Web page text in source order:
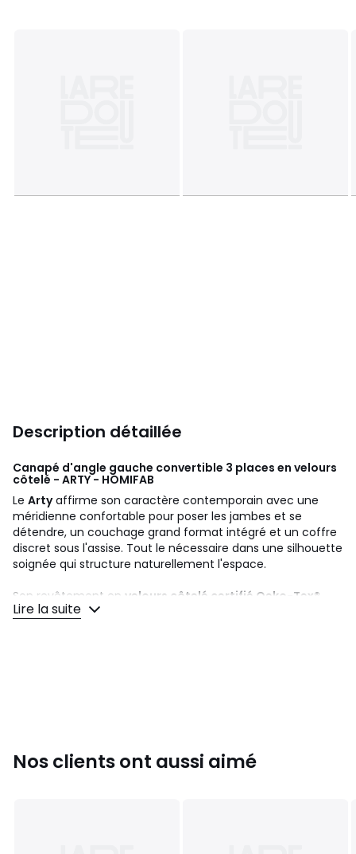
Description détaillée
Canapé d'angle gauche convertible 3 places en velours
côtelé - ARTY - HOMIFAB
Le Artyaffirme son caractère contemporain avec une
méridienne confortable pour poser les jambes et se
détendre, un couchage grand format intégré et un coffre
discret sous l'assise. Tout le nécessaire dans une silhouette
soignée qui structure naturellement l'espace.
Son revêtement en velours côtelé certifié Oeko-Tex®
texturé et chaleureux, habille l'Arty avec une élégance
accueil moelleux, soutien ferme
• Structure Pin massif certifié FSC ou FSC en fonction des
Lire la suite
Nos clients ont aussi aimé